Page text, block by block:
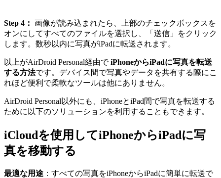
Step 4： 画像が読み込まれたら、上部のチェックボックスを
オンにしてすべてのファイルを選択し、「送信」をクリック
します。数秒以内に写真がiPadに転送されます。
以上がAirDroid Personal経由でiPhoneからiPadに写真を転送
する方法です。デバイス間で写真やデータを共有する際にこ
れほど便利で柔軟なツールは他にありません。
AirDroid Personal以外にも、iPhoneとiPad間で写真を転送する
ために以下のソリューションを利用することもできます。
iCloudを使用してiPhoneからiPadに写
真を移動する
最適な用途 ：すべての写真をiPhoneからiPadに簡単に転送で